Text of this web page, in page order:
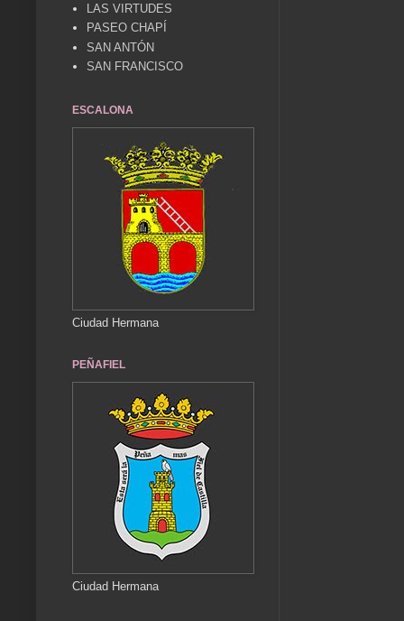
LAS VIRTUDES
PASEO CHAPÍ
SAN ANTÓN
SAN FRANCISCO
ESCALONA
Ciudad Hermana
PEÑAFIEL
Ciudad Hermana